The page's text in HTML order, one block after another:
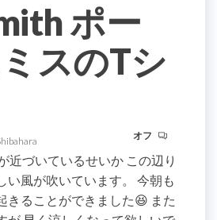
ポー
スのTシ
オフ
づいているせいか この辺り
い風が吹いています。 今朝も
きることができました😆 また